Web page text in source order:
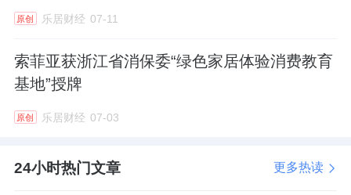
品上。再比如“中国定制家5A标准”——由索菲
亚联合18家权威机构共同起草，围绕环保、耐
用、五金、封边四大维度提出14项核心质量指
体原理，但他们能感知到一件事：原来需要花
原创 乐居财经 07-11
索菲亚获浙江省消保委“绿色家居体验消费教育
基地”授牌
原创 乐居财经 07-03
24小时热门文章 更多热读